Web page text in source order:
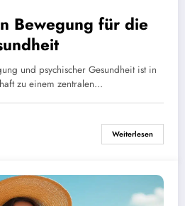
Bewegung für die
und psychischer Gesundheit ist in
zu einem zentralen…
Weiterlesen